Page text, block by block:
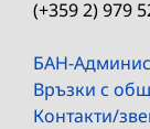
(+359 2) 979
БАН-
Връзки с
Контакти/